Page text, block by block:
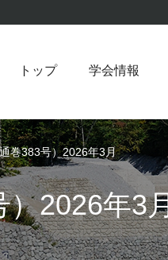
トップ 学会情報
）2026年3
巻383号）2026年3月